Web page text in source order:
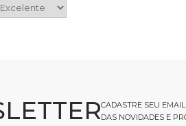
CADASTRE SEU
DAS NOVIDADES E